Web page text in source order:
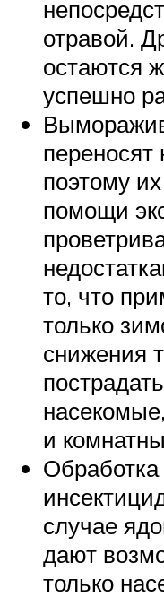
отравой.
остаются
успешно
переносят
поэтому
помощи
то, что
только
снижения
и
случае
дают
только